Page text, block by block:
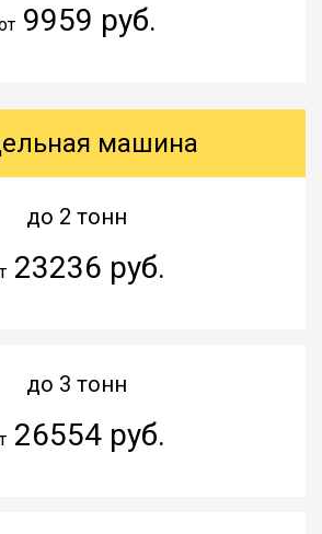
9959 руб.
машина
до 2 тонн
23236 руб.
до 3 тонн
26554 руб.